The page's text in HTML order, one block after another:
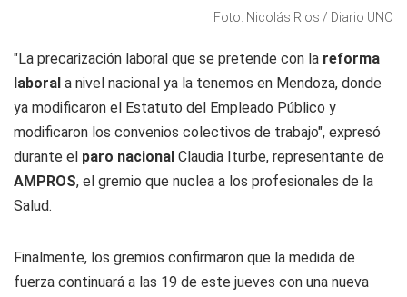
Foto: Nicolás Rios / Diario UNO
"La precarización laboral que se pretende con la reforma
laboral a nivel nacional ya la tenemos en Mendoza, donde
ya modificaron el Estatuto del Empleado Público y
modificaron los convenios colectivos de trabajo", expresó
durante el paro nacional Claudia Iturbe, representante de
AMPROS, el gremio que nuclea a los profesionales de la
Salud.
Finalmente, los gremios confirmaron que la medida de
fuerza continuará a las 19 de este jueves con una nueva